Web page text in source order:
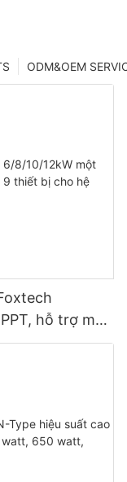
ODM&OEM
hỗ trợ mắc
quang điện.